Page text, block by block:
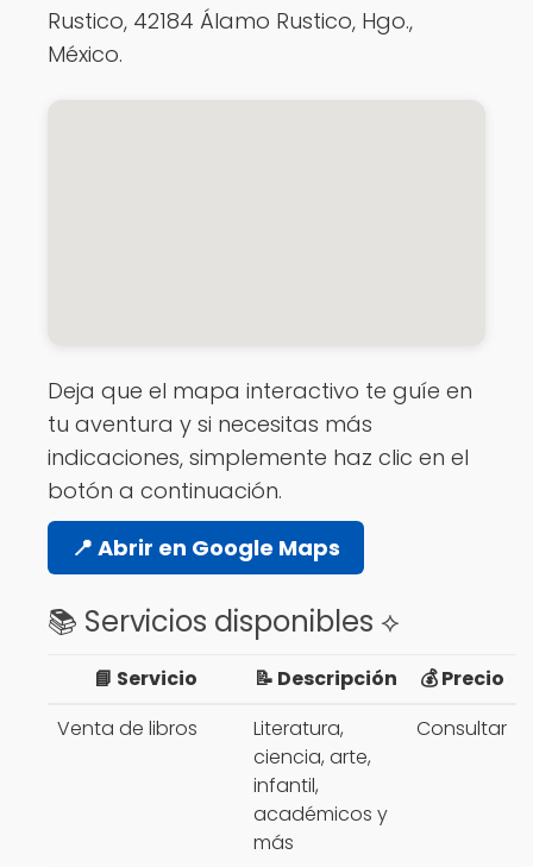
Rustico, 42184 Álamo Rustico, Hgo.,
México.
Deja que el mapa interactivo te guíe en
tu aventura y si necesitas más
indicaciones, simplemente haz clic en el
botón a continuación.
📍 Abrir en Google Maps
📚 Servicios disponibles ⟡
📘 Servicio 📝 Descripción
💰 Precio
Venta de libros
Literatura,
ciencia, arte,
infantil,
académicos y
más
Consultar